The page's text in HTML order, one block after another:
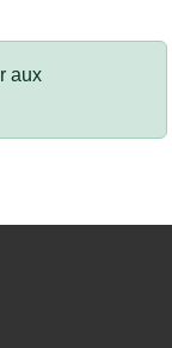
aux